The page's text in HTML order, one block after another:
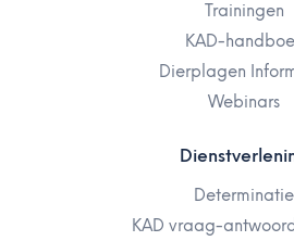
Trainingen
KAD-
Dierplagen
Webinars
Determinatie
KAD vraag-